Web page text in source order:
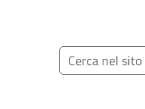
Ricerca nel sito